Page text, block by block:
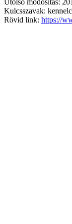
Kulcsszavak:
Rövid link: https://